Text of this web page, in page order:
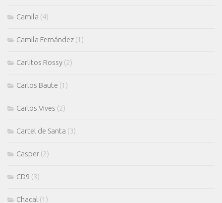
Camila (4)
Camila Fernández (1)
Carlitos Rossy (2)
Carlos Baute (1)
Carlos Vives (2)
Cartel de Santa (3)
Casper (2)
CD9 (3)
Chacal (1)